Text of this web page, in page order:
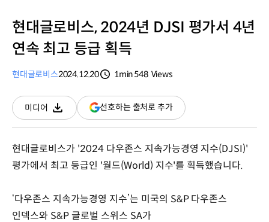
현대글로비스, 2024년 DJSI 평가서 4년
연속 최고 등급 획득
현대글로비스2024.12.20
1min548 Views
미디어
다운로드
선호하는 출처로 추가(새
창
현대글로비스가 '2024 다우존스 지속가능경영 지수(DJSI)'
평가에서 최고 등급인 '월드(World) 지수'를 획득했습니다.
‘다우존스 지속가능경영 지수’는 미국의 S&P 다우존스
인덱스와 S&P 글로벌 스위스 SA가